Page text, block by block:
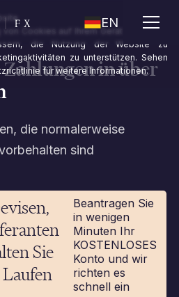
Cookies auf Ihrem Gerät zu, um die
die Nutzung der Website zu
zu unterstützen. Sehen
für weitere Informationen.
EN
in über
die normalerweise
sind
Sie
Beantragen Sie
in wenigen
Minuten Ihr
KOSTENLOSES
Konto und wir
richten es
schnell ein